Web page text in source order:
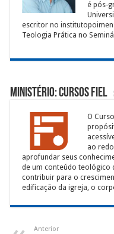
é pós-
escritor no
Teologia Prática no
Ministério: Cursos Fiel
O
ao
aprofundar seus
de um conteúdo teológico
contribuir para o
edificação da igreja, o
Anterior